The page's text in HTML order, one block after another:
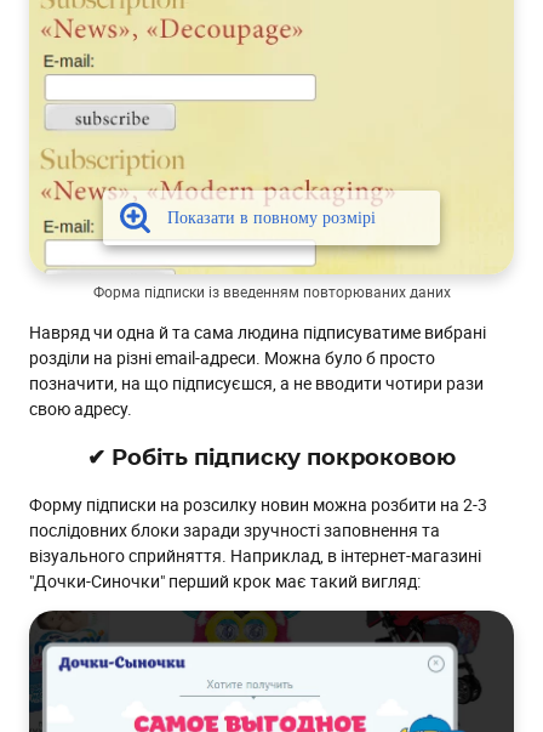
Форма підписки із введенням повторюваних даних
Навряд чи одна й та сама людина підписуватиме вибрані
розділи на різні email-адреси. Можна було б просто
позначити, на що підписуєшся, а не вводити чотири рази
свою адресу.
✔ Робіть підписку покроковою
Форму підписки на розсилку новин можна розбити на 2-3
послідовних блоки заради зручності заповнення та
візуального сприйняття. Наприклад, в інтернет-магазині
"Дочки-Синочки" перший крок має такий вигляд: